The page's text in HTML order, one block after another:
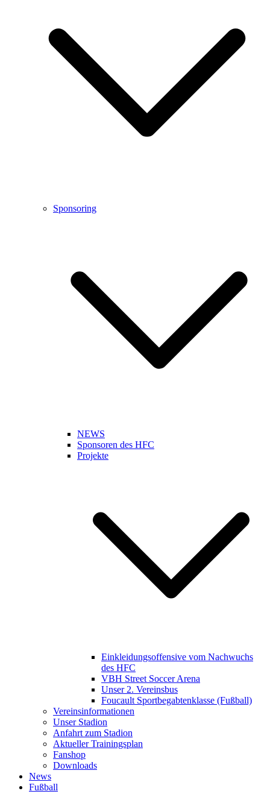
Sponsoring
NEWS
Sponsoren des HFC
Projekte
Einkleidungsoffensive vom Nachwuchs
des HFC
VBH Street Soccer Arena
Unser 2. Vereinsbus
Foucault Sportbegabtenklasse (Fußball)
Vereinsinformationen
Unser Stadion
Anfahrt zum Stadion
Aktueller Trainingsplan
Fanshop
Downloads
News
Fußball